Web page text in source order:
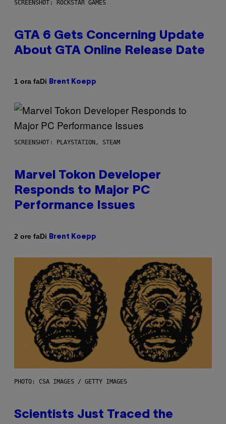
SCREENSHOT: ROCKSTAR GAMES
GTA 6 Gets Concerning Update
About GTA Online Release Date
1 ora faDi Brent Koepp
SCREENSHOT: PLAYSTATION, STEAM
Marvel Tokon Developer
Responds to Major PC
Performance Issues
2 ore faDi Brent Koepp
PHOTO: CSA IMAGES / GETTY IMAGES
Scientists Just Traced the